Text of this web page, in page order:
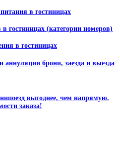
в гостиницах
гостиницах (категории номеров)
в гостиницах
брони, заезда и выезда
выгоднее, чем напрямую.
заказа!